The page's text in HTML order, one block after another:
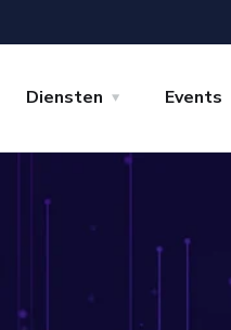
Diensten Events